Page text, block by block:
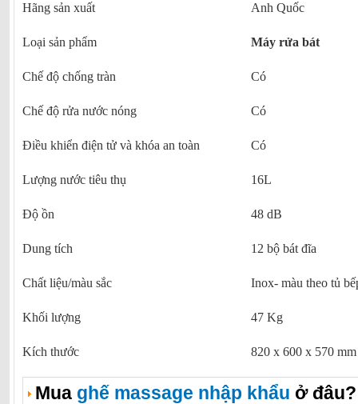
Hãng sản xuất Anh Quốc
Loại sản phẩm Máy rửa bát
Chế độ chống tràn Có
Chế độ rửa nước nóng Có
Điều khiển điện tử và khóa an toàn Có
Lượng nước tiêu thụ 16L
Độ ồn 48 dB
Dung tích 12 bộ bát đĩa
Chất liệu/màu sắc Inox- màu theo tủ
Khối lượng 47 Kg
Kích thước 820 x 600 x 570 mm
Mua ghế massage nhập khẩu ở đâu?